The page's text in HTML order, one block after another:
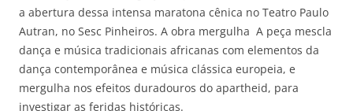
a abertura dessa intensa maratona cênica no Teatro Paulo
Autran, no Sesc Pinheiros. A obra mergulha A peça mescla
dança e música tradicionais africanas com elementos da
dança contemporânea e música clássica europeia, e
mergulha nos efeitos duradouros do apartheid, para
investigar as feridas históricas.